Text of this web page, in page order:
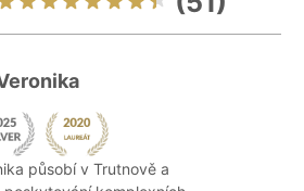
působí v Trutnově a